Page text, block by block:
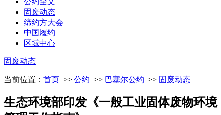
固废动态
缔约方大会
中国履约
区域中心
固废动态
当前位置： 首页 >> 公约 >> 巴塞尔公约 >> 固废动态
生态环境部印发《一般工业固体废物环境